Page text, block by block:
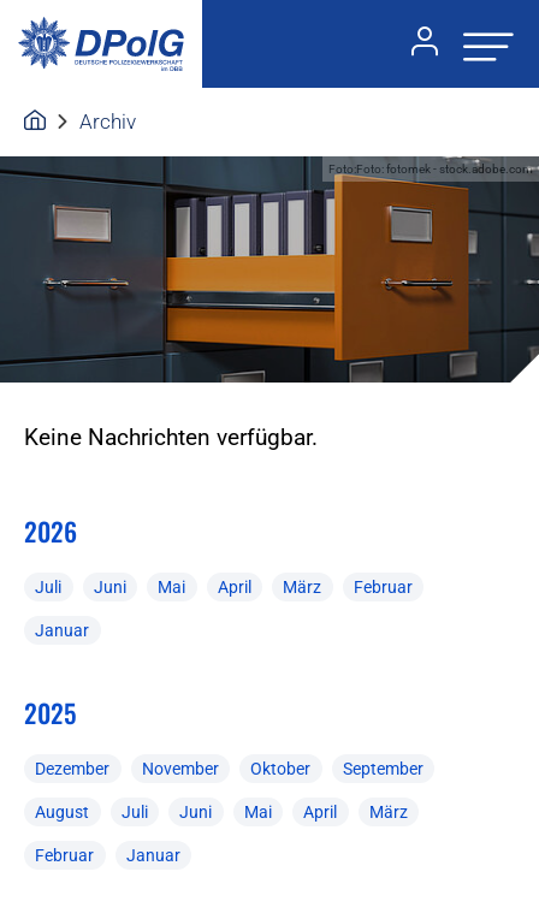
Archiv
Foto:Foto: fotomek - stock.adobe.com
Keine Nachrichten verfügbar.
2026
Juli Juni Mai April März Februar
Januar
2025
Dezember November Oktober September
August Juli Juni Mai April März
Februar Januar